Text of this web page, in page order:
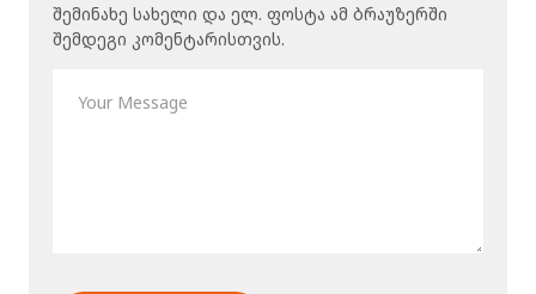
შემინახე სახელი და ელ. ფოსტა ამ ბრაუზერში
შემდეგი კომენტარისთვის.